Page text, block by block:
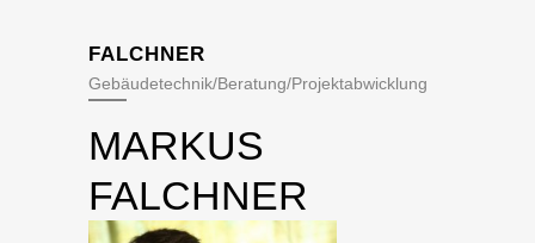
FALCHNER
Gebäudetechnik/Beratung/Projektabwicklung
MARKUS
FALCHNER